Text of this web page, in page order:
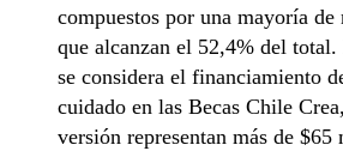
compuestos por una mayoría
que alcanzan el 52,4% del total.
se considera el financiamiento
cuidado en las Becas Chile
versión representan más de $65